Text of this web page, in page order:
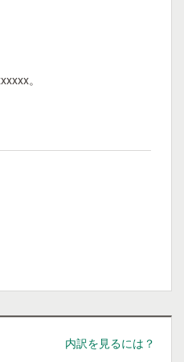
。
内訳を見るには？